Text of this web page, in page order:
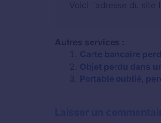
Voici l'adresse du site
Autres services :
Carte bancaire
Objet perdu dans
Portable oublié,